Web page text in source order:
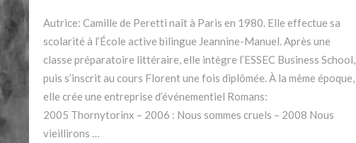
(RLH2024)
357
pages
Autrice: Camille de Peretti naît à Paris en 1980. Elle effectue sa
scolarité à l’École active bilingue Jeannine-Manuel. Après une
classe préparatoire littéraire, elle intègre l’ESSEC Business School,
puis s’inscrit au cours Florent une fois diplômée. À la même époque,
elle crée une entreprise d’événementiel Romans:
2005 Thornytorinx – 2006 : Nous sommes cruels – 2008 Nous
vieillirons …